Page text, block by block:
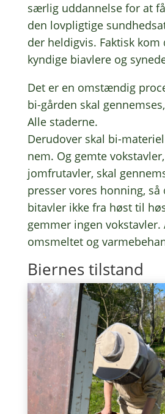
særlig uddan­nel­se for at
den lovplig­ti­ge
der heldig­vis. Faktisk kom
kyndi­ge biav­le­re og
Det er en omstæn­dig
bi-gården skal
Alle stader­ne.
Deru­d­over skal bi-
nem. Og gemte
jomf­rutav­ler, skal
pres­ser vores honning, så
bitav­ler ikke fra høst til
gemmer ingen vokstav­ler.
omsmel­tet og
Bier­nes tilstand